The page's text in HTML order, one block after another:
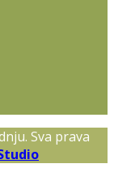
Sva prava